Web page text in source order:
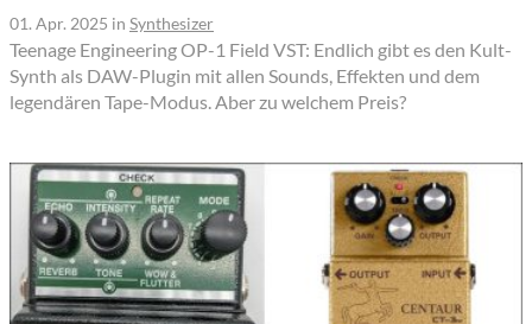
01. Apr. 2025 in Synthesizer
Teenage Engineering OP-1 Field VST: Endlich gibt es den Kult-
Synth als DAW-Plugin mit allen Sounds, Effekten und dem
legendären Tape-Modus. Aber zu welchem Preis?